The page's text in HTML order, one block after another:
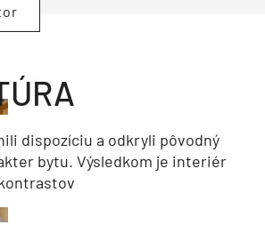
dispozíciu a odkryli pôvodný
bytu. Výsledkom je interiér